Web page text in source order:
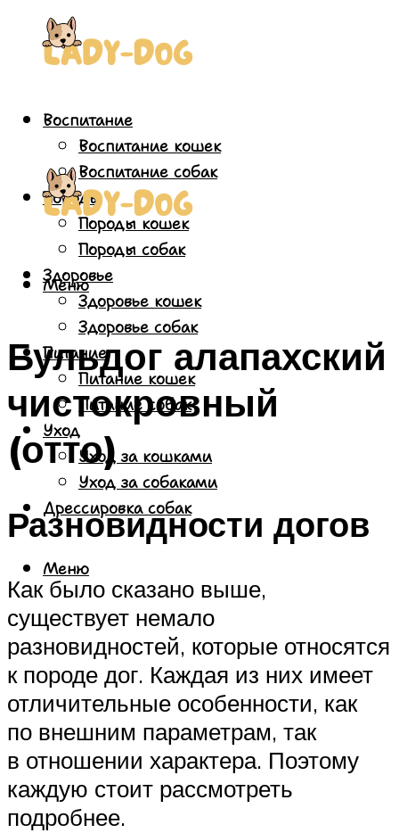
Воспитание
Воспитание кошек
Воспитание собак
Породы
Породы кошек
Породы собак
Здоровье
Здоровье кошек
Здоровье собак
Питание
Питание кошек
Питание собак
Уход
Уход за кошками
Уход за собаками
Дрессировка собак
Меню
Меню
Бульдог алапахский
чистокровный
(отто)
Разновидности догов
Как было сказано выше,
существует немало
разновидностей, которые относятся
к породе дог. Каждая из них имеет
отличительные особенности, как
по внешним параметрам, так
в отношении характера. Поэтому
каждую стоит рассмотреть
подробнее.